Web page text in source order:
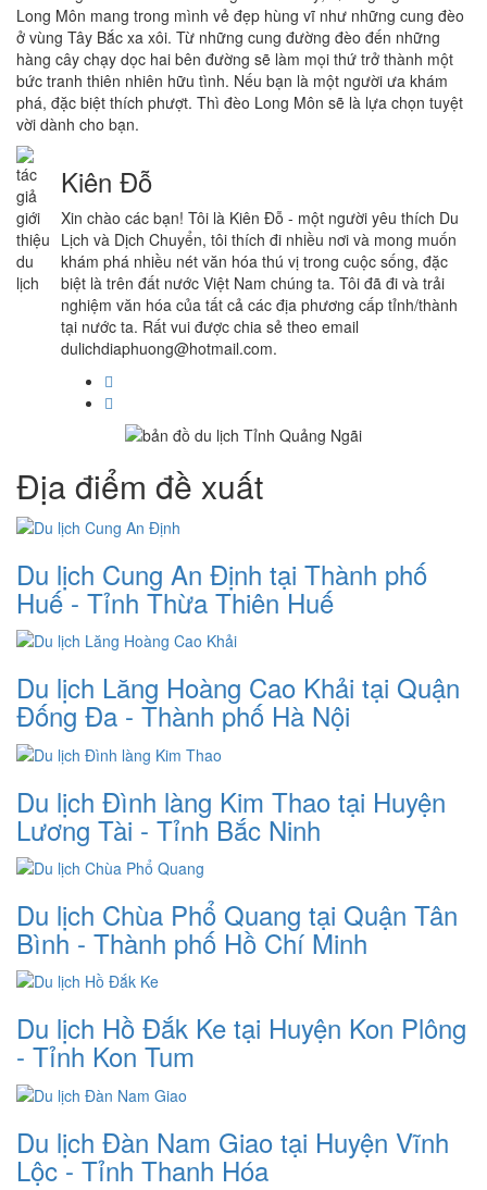
Long Môn mang trong mình vẻ đẹp hùng vĩ như những cung đèo
ở vùng Tây Bắc xa xôi. Từ những cung đường đèo đến những
hàng cây chạy dọc hai bên đường sẽ làm mọi thứ trở thành một
bức tranh thiên nhiên hữu tình. Nếu bạn là một người ưa khám
phá, đặc biệt thích phượt. Thì đèo Long Môn sẽ là lựa chọn tuyệt
vời dành cho bạn.
Kiên Đỗ
Xin chào các bạn! Tôi là Kiên Đỗ - một người yêu thích Du
Lịch và Dịch Chuyển, tôi thích đi nhiều nơi và mong muốn
khám phá nhiều nét văn hóa thú vị trong cuộc sống, đặc
biệt là trên đất nước Việt Nam chúng ta. Tôi đã đi và trải
nghiệm văn hóa của tất cả các địa phương cấp tỉnh/thành
tại nước ta. Rất vui được chia sẻ theo email
dulichdiaphuong@hotmail.com.
Địa điểm đề xuất
Du lịch Cung An Định tại Thành phố
Huế - Tỉnh Thừa Thiên Huế
Du lịch Lăng Hoàng Cao Khải tại Quận
Đống Đa - Thành phố Hà Nội
Du lịch Đình làng Kim Thao tại Huyện
Lương Tài - Tỉnh Bắc Ninh
Du lịch Chùa Phổ Quang tại Quận Tân
Bình - Thành phố Hồ Chí Minh
Du lịch Hồ Đắk Ke tại Huyện Kon Plông
- Tỉnh Kon Tum
Du lịch Đàn Nam Giao tại Huyện Vĩnh
Lộc - Tỉnh Thanh Hóa